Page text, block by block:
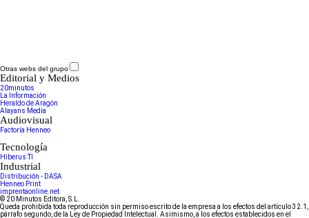
Otras webs del grupo
Editorial y Medios
20minutos
La Información
Heraldo de Aragón
Alayans Media
Audiovisual
Factoría Henneo
Tecnología
Hiberus TI
Industrial
Distribución - DASA
Henneo Print
imprentaonline.net
© 20 Minutos Editora, S.L.
Queda prohibida toda reproducción sin permiso escrito de la empresa a los efectos del artículo 32.1,
párrafo segundo, de la Ley de Propiedad Intelectual. Asimismo, a los efectos establecidos en el